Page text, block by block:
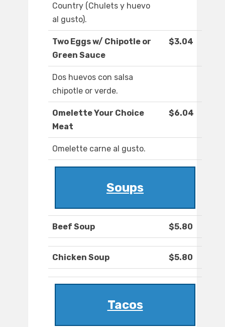
Country (Chulets y huevo
al gusto).
Two Eggs w/ Chipotle or
Green Sauce
$3.04
Dos huevos con salsa
chipotle or verde.
Omelette Your Choice
Meat
$6.04
Omelette carne al gusto.
Soups
Beef Soup $5.80
Chicken Soup $5.80
Tacos